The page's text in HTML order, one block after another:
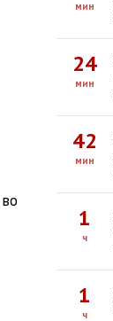
мин
24
мин
42
мин
1
ч
1
ч